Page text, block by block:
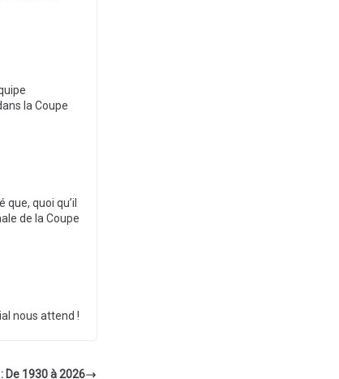
la Coupe
quoi qu’il
de la Coupe
nous attend !
De 1930 à 2026